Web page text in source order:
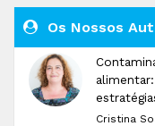
Os Nossos
Cristina